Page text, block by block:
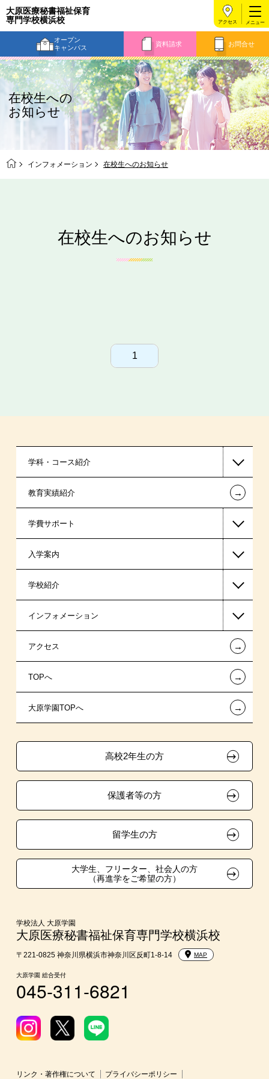
大原医療秘書福祉保育
専門学校横浜校
オープン
キャンパス
資料請求 お問合せ
アクセス
在校生への
お知らせ
インフォメーション 在校生へのお知らせ
在校生へのお知らせ
1
学科・コース紹介
医療事務系
保育士・幼稚園教諭系
介護福祉系
職業委託訓練
教育実績紹介 ←
学費サポート
高等教育の修学支援新制度
日本学生支援機構の奨学金
国の教育ローン
提携教育ローン
新聞奨学生
保育士修学資金貸付制度
試験による特待生制度
資格・クラブ活動による特待生制度
入学案内
一般入学
AO入学
指定校推薦入学
指定校自己推薦入学
特別推薦入学
生徒会活動推薦入学
在校生・卒業生紹介推薦入学
大学生・短期大学生特別入学
短期大学との併修
入学前のお勧め学習システム
大学・短期大学・公務員併願制度
学校紹介
在校生からあなたへ
夢を叶えた先輩たち
施設・研修所
学生寮・マンションのご案内
大原学園グループ案内
インフォメーション
お知らせ・新着情報
在校生へのお知らせ
各種証明書の発行ご希望の方
採用ご担当の方
アクセス ←
TOPへ ←
大原学園TOPへ ←
高校2年生の方
保護者等の方
留学生の方
大学生、フリーター、社会人の方
（再進学をご希望の方）
学校法人 大原学園
大原医療秘書福祉保育専門学校横浜校
〒221-0825 神奈川県横浜市神奈川区反町1-8-14 MAP
大原学園 総合受付
045-311-6821
リンク・著作権について プライバシーポリシー